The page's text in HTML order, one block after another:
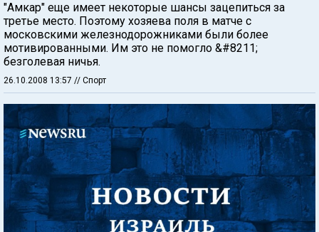
"Амкар" еще имеет некоторые шансы зацепиться за
третье место. Поэтому хозяева поля в матче с
московскими железнодорожниками были более
мотивированными. Им это не помогло &#8211;
безголевая ничья.
26.10.2008 13:57 // Спорт